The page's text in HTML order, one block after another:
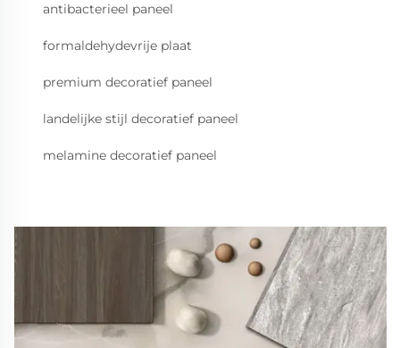
antibacterieel paneel
formaldehydevrije plaat
premium decoratief paneel
landelijke stijl decoratief paneel
melamine decoratief paneel